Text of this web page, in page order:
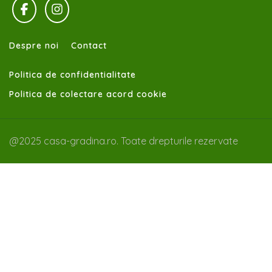
Despre noi Contact
Politica de confidentialitate
Politica de colectare acord cookie
@2025 casa-gradina.ro. Toate drepturile rezervate